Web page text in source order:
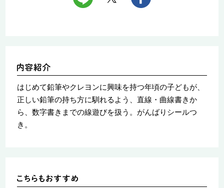
はじめて鉛筆やクレヨンに興味を持つ年頃の子どもが、
正しい鉛筆の持ち方に馴れるよう、直線・曲線書きか
ら、数字書きまでの線遊びを扱う。がんばりシールつ
き。